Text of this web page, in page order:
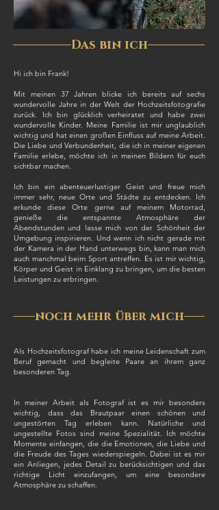
Das bin ich
Hi ich bin Frank!
Mit meinen 37 Jahren blicke ich bereits auf sechs
wundervolle Jahre in der Welt der Hochzeitsfotografie
zurück. Ich bin glücklich verheiratet und habe zwei
wundervolle Kinder. Meine Familie ist mir unglaublich
wichtig und hat einen großen Einfluss auf meine Arbeit.
Die Liebe und Verbundenheit, die ich in meiner eigenen
Familie erlebe, möchte ich in meinen Bildern für euch
sichtbar machen.
Ich bin ein abenteuerlustiger Geist und freue mich
immer sehr, neue Orte und Städte zu entdecken. Ich
erkunde diese Orte gerne auf meinem Motorrad,
genieße die entspannte Atmosphäre der
Abendstunden und lasse mich von der Schönheit der
Umgebung inspirieren. Und wenn ich nicht gerade mit
der Kamera in der Hand unterwegs bin, kann man mich
auch manchmal beim Sport antreffen. Es ist mir wichtig,
Körper und Geist in Einklang zu bringen, um die besten
Leistungen zu erbringen.
noch mehr über mich
Als Hochzeitsfotograf habe ich meine Leidenschaft zum
Beruf gemacht und begleite Paare an ihrem ganz
besonderen Tag.
In meiner Arbeit als Fotograf ist es mir besonders
wichtig, dass das Brautpaar einen schönen und
ungestörten Tag erleben kann. Natürliche und
ungestellte Fotos sind meine Spezialität. Ich möchte
Momente einfangen, die die Emotionen, die Liebe und
die Freude des Tages wiederspiegeln. Dabei ist es mir
ein Anliegen, jedes Detail zu berücksichtigen und das
richtige Licht einzufangen, um eine besondere
Atmosphäre zu schaffen.